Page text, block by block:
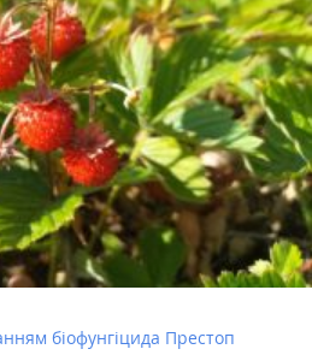
біофунгіцида Престоп